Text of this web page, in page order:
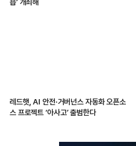
숍’ 개최해
레드햇, AI 안전·거버넌스 자동화 오픈소
스 프로젝트 ‘아사고’ 출범한다